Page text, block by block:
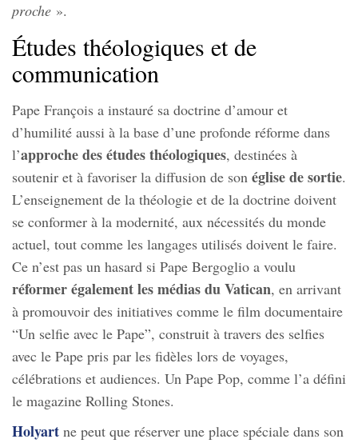
proche ».
Études théologiques et de
communication
Pape François a instauré sa doctrine d’amour et
d’humilité aussi à la base d’une profonde réforme dans
l’approche des études théologiques, destinées à
soutenir et à favoriser la diffusion de son église de sortie.
L’enseignement de la théologie et de la doctrine doivent
se conformer à la modernité, aux nécessités du monde
actuel, tout comme les langages utilisés doivent le faire.
Ce n’est pas un hasard si Pape Bergoglio a voulu
réformer également les médias du Vatican, en arrivant
à promouvoir des initiatives comme le film documentaire
“Un selfie avec le Pape”, construit à travers des selfies
avec le Pape pris par les fidèles lors de voyages,
célébrations et audiences. Un Pape Pop, comme l’a défini
le magazine Rolling Stones.
Holyart ne peut que réserver une place spéciale dans son